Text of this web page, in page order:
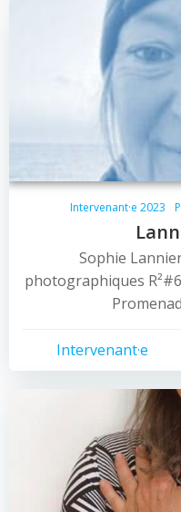
Intervenant·e 2023
Sophie
photographiques
Intervenant·e